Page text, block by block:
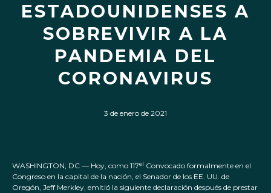
ESTADOUNIDENSES A
SOBREVIVIR A LA
PANDEMIA DEL
CORONAVIRUS
3 de enero de 2021
WASHINGTON, DC — Hoy, como 117el Convocado formalmente en el
Congreso en la capital de la nación, el Senador de los EE. UU. de
Oregón, Jeff Merkley, emitió la siguiente declaración después de prestar